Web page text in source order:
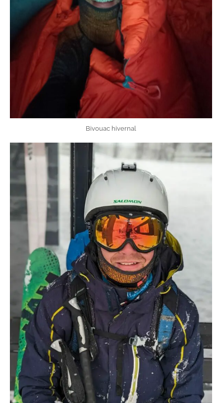
Bivouac hivernal